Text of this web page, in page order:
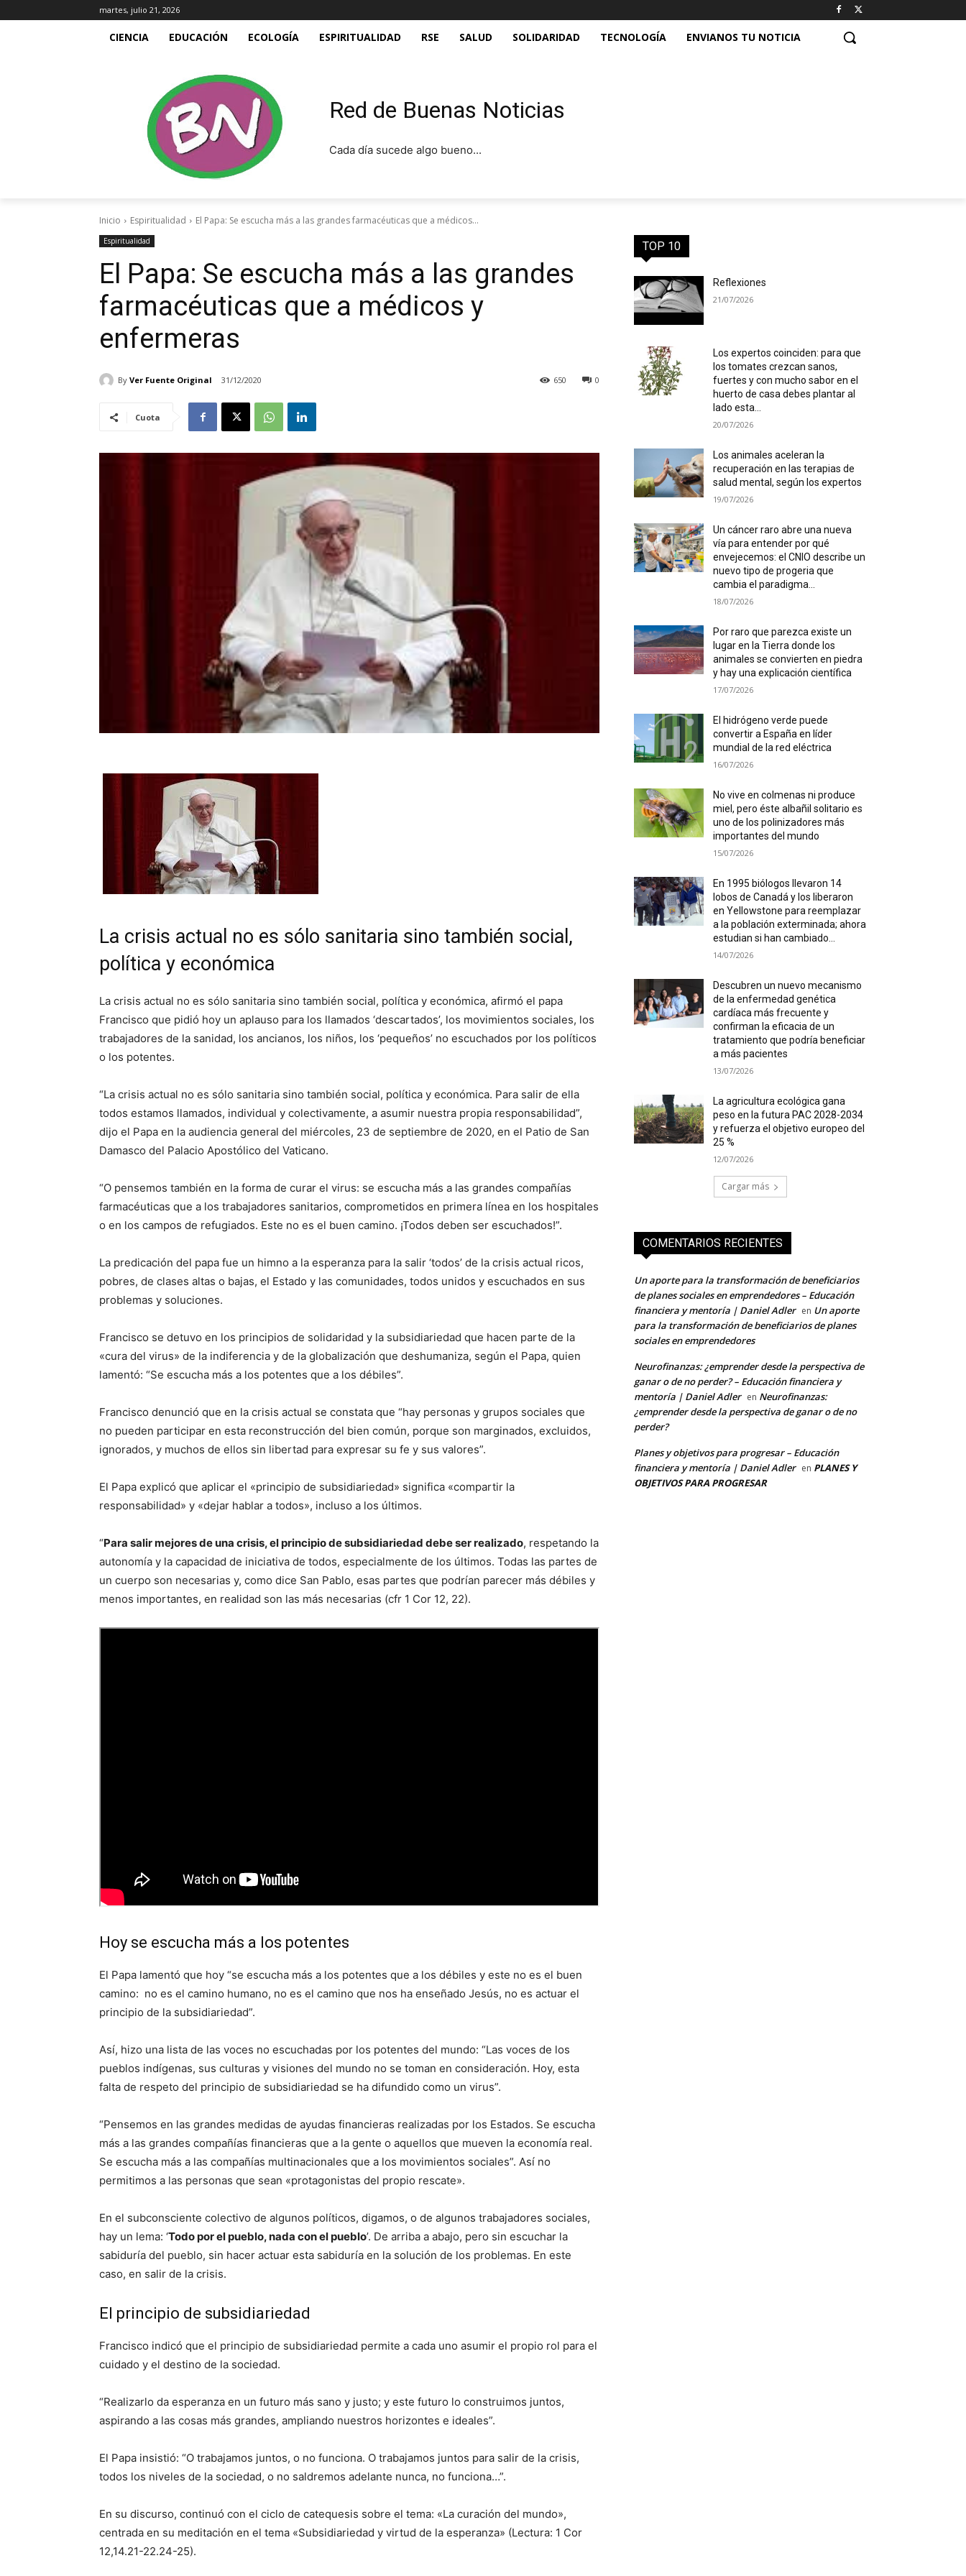
martes, julio 21, 2026
CIENCIA EDUCACIÓN ECOLOGÍA ESPIRITUALIDAD RSE SALUD SOLIDARIDAD TECNOLOGÍA ENVIANOS TU NOTICIA
Red de Buenas Noticias
Cada día sucede algo bueno...
Inicio Espiritualidad El Papa: Se escucha más a las grandes farmacéuticas que a médicos...
Espiritualidad
El Papa: Se escucha más a las grandes
farmacéuticas que a médicos y
enfermeras
By Ver Fuente Original 31/12/2020 0
650
Cuota
La crisis actual no es sólo sanitaria sino también social,
política y económica
La crisis actual no es sólo sanitaria sino también social, política y económica, afirmó el papa
Francisco que pidió hoy un aplauso para los llamados ‘descartados’, los movimientos sociales, los
trabajadores de la sanidad, los ancianos, los niños, los ‘pequeños’ no escuchados por los políticos
o los potentes.
“La crisis actual no es sólo sanitaria sino también social, política y económica. Para salir de ella
todos estamos llamados, individual y colectivamente, a asumir nuestra propia responsabilidad”,
dijo el Papa en la audiencia general del miércoles, 23 de septiembre de 2020, en el Patio de San
Damasco del Palacio Apostólico del Vaticano.
“O pensemos también en la forma de curar el virus: se escucha más a las grandes compañías
farmacéuticas que a los trabajadores sanitarios, comprometidos en primera línea en los hospitales
o en los campos de refugiados. Este no es el buen camino. ¡Todos deben ser escuchados!”.
La predicación del papa fue un himno a la esperanza para la salir ‘todos’ de la crisis actual ricos,
pobres, de clases altas o bajas, el Estado y las comunidades, todos unidos y escuchados en sus
problemas y soluciones.
Francisco se detuvo en los principios de solidaridad y la subsidiariedad que hacen parte de la
«cura del virus» de la indiferencia y de la globalización que deshumaniza, según el Papa, quien
lamentó: “Se escucha más a los potentes que a los débiles”.
Francisco denunció que en la crisis actual se constata que “hay personas y grupos sociales que
no pueden participar en esta reconstrucción del bien común, porque son marginados, excluidos,
ignorados, y muchos de ellos sin libertad para expresar su fe y sus valores”.
El Papa explicó que aplicar el «principio de subsidiariedad» significa «compartir la
responsabilidad» y «dejar hablar a todos», incluso a los últimos.
“Para salir mejores de una crisis, el principio de subsidiariedad debe ser realizado, respetando la
autonomía y la capacidad de iniciativa de todos, especialmente de los últimos. Todas las partes de
un cuerpo son necesarias y, como dice San Pablo, esas partes que podrían parecer más débiles y
menos importantes, en realidad son las más necesarias (cfr 1 Cor 12, 22).
Hoy se escucha más a los potentes
El Papa lamentó que hoy “se escucha más a los potentes que a los débiles y este no es el buen
camino: no es el camino humano, no es el camino que nos ha enseñado Jesús, no es actuar el
principio de la subsidiariedad”.
Así, hizo una lista de las voces no escuchadas por los potentes del mundo: “Las voces de los
pueblos indígenas, sus culturas y visiones del mundo no se toman en consideración. Hoy, esta
falta de respeto del principio de subsidiariedad se ha difundido como un virus”.
“Pensemos en las grandes medidas de ayudas financieras realizadas por los Estados. Se escucha
más a las grandes compañías financieras que a la gente o aquellos que mueven la economía real.
Se escucha más a las compañías multinacionales que a los movimientos sociales”. Así no
permitimos a las personas que sean «protagonistas del propio rescate».
En el subconsciente colectivo de algunos políticos, digamos, o de algunos trabajadores sociales,
hay un lema: ‘Todo por el pueblo, nada con el pueblo’. De arriba a abajo, pero sin escuchar la
sabiduría del pueblo, sin hacer actuar esta sabiduría en la solución de los problemas. En este
caso, en salir de la crisis.
El principio de subsidiariedad
Francisco indicó que el principio de subsidiariedad permite a cada uno asumir el propio rol para el
cuidado y el destino de la sociedad.
“Realizarlo da esperanza en un futuro más sano y justo; y este futuro lo construimos juntos,
aspirando a las cosas más grandes, ampliando nuestros horizontes e ideales”.
El Papa insistió: “O trabajamos juntos, o no funciona. O trabajamos juntos para salir de la crisis,
todos los niveles de la sociedad, o no saldremos adelante nunca, no funciona…”.
En su discurso, continuó con el ciclo de catequesis sobre el tema: «La curación del mundo»,
centrada en su meditación en el tema «Subsidiariedad y virtud de la esperanza» (Lectura: 1 Cor
12,14.21-22.24-25).
TOP 10
Reflexiones
21/07/2026
Los expertos coinciden: para que
los tomates crezcan sanos,
fuertes y con mucho sabor en el
huerto de casa debes plantar al
lado esta...
20/07/2026
Los animales aceleran la
recuperación en las terapias de
salud mental, según los expertos
19/07/2026
Un cáncer raro abre una nueva
vía para entender por qué
envejecemos: el CNIO describe un
nuevo tipo de progeria que
cambia el paradigma...
18/07/2026
Por raro que parezca existe un
lugar en la Tierra donde los
animales se convierten en piedra
y hay una explicación científica
17/07/2026
El hidrógeno verde puede
convertir a España en líder
mundial de la red eléctrica
16/07/2026
No vive en colmenas ni produce
miel, pero éste albañil solitario es
uno de los polinizadores más
importantes del mundo
15/07/2026
En 1995 biólogos llevaron 14
lobos de Canadá y los liberaron
en Yellowstone para reemplazar
a la población exterminada; ahora
estudian si han cambiado...
14/07/2026
Descubren un nuevo mecanismo
de la enfermedad genética
cardíaca más frecuente y
confirman la eficacia de un
tratamiento que podría beneficiar
a más pacientes
13/07/2026
La agricultura ecológica gana
peso en la futura PAC 2028-2034
y refuerza el objetivo europeo del
25 %
12/07/2026
Cargar más
COMENTARIOS RECIENTES
Un aporte para la transformación de beneficiarios
de planes sociales en emprendedores – Educación
financiera y mentoría | Daniel Adler en Un aporte
para la transformación de beneficiarios de planes
sociales en emprendedores
Neurofinanzas: ¿emprender desde la perspectiva de
ganar o de no perder? – Educación financiera y
mentoría | Daniel Adler en Neurofinanzas:
¿emprender desde la perspectiva de ganar o de no
perder?
Planes y objetivos para progresar – Educación
financiera y mentoría | Daniel Adler en PLANES Y
OBJETIVOS PARA PROGRESAR